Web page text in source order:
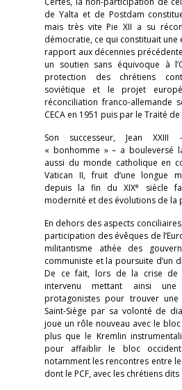
de Yalta et de Postdam
mais très vite Pie XII a su
démocratie, ce qui constituait
rapport aux décennies
un soutien sans équivoque à
protection des chrétiens
soviétique et le projet
réconciliation franco-allemande
CECA en 1951 puis par le Traité
Son successeur, Jean
« bonhomme » – a bouleversé
aussi du monde catholique en
Vatican II, fruit d’une longue
depuis la fin du XIXe
siècle
modernité et des évolutions de la
En dehors des aspects
participation des évêques de
militantisme athée des
communiste et la poursuite d’un
De ce fait, lors de la crise de
intervenu mettant ainsi
protagonistes pour trouver une
Saint-Siège par sa volonté de
joue un rôle nouveau avec le
plus que le Kremlin
pour affaiblir le bloc
notamment les rencontres entre
dont le PCF, avec les chrétiens dits